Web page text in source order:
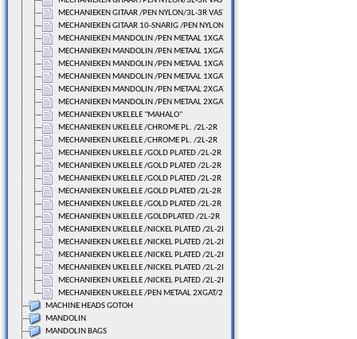
MECHANIEKEN GITAAR /PEN NYLON/3L-3R VAST/71 MM.
MECHANIEKEN GITAAR 10-SNARIG /PEN NYLON/100 MM.
MECHANIEKEN MANDOLIN /PEN METAAL 1XGAT/4L-4R VAST
MECHANIEKEN MANDOLIN /PEN METAAL 1XGAT/4L-4R VAST
MECHANIEKEN MANDOLIN /PEN METAAL 1XGAT/4L-4R VAST
MECHANIEKEN MANDOLIN /PEN METAAL 1XGAT/4L-4R VAST
MECHANIEKEN MANDOLIN /PEN METAAL 2XGAT/4L-4R VAST
MECHANIEKEN MANDOLIN /PEN METAAL 2XGAT/4L-4R VAST
MECHANIEKEN UKELELE "MAHALO"
MECHANIEKEN UKELELE /CHROME PL. /2L-2R
MECHANIEKEN UKELELE /CHROME PL. /2L-2R
MECHANIEKEN UKELELE /GOLD PLATED /2L-2R
MECHANIEKEN UKELELE /GOLD PLATED /2L-2R
MECHANIEKEN UKELELE /GOLD PLATED /2L-2R
MECHANIEKEN UKELELE /GOLD PLATED /2L-2R
MECHANIEKEN UKELELE /GOLD PLATED /2L-2R
MECHANIEKEN UKELELE /GOLDPLATED /2L-2R
MECHANIEKEN UKELELE /NICKEL PLATED /2L-2R
MECHANIEKEN UKELELE /NICKEL PLATED /2L-2R
MECHANIEKEN UKELELE /NICKEL PLATED /2L-2R
MECHANIEKEN UKELELE /NICKEL PLATED /2L-2R
MECHANIEKEN UKELELE /NICKEL PLATED /2L-2R
MECHANIEKEN UKELELE /PEN METAAL 2XGAT/2L-2R LOS
MACHINE HEADS GOTOH
MANDOLIN
MANDOLIN BAGS